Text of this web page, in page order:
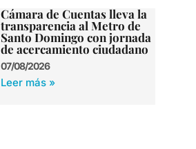
Cámara de Cuentas lleva la
transparencia al Metro de
Santo Domingo con jornada
de acercamiento ciudadano
07/08/2026
Leer más »